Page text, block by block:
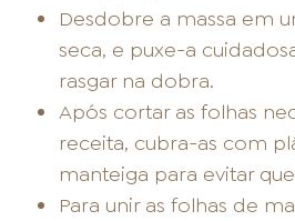
Desdobre a massa em
seca, e puxe-a
rasgar na dobra.
Após cortar as folhas
receita, cubra-as com
manteiga para evitar
Para unir as folhas de